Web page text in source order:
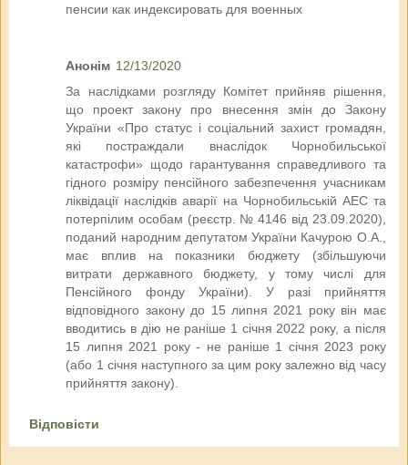
пенсии как индексировать для военных
Анонім 12/13/2020
За наслідками розгляду Комітет прийняв рішення,
що проект закону про внесення змін до Закону
України «Про статус і соціальний захист громадян,
які постраждали внаслідок Чорнобильської
катастрофи» щодо гарантування справедливого та
гідного розміру пенсійного забезпечення учасникам
ліквідації наслідків аварії на Чорнобильській АЕС та
потерпілим особам (реєстр. № 4146 від 23.09.2020),
поданий народним депутатом України Качурою О.А.,
має вплив на показники бюджету (збільшуючи
витрати державного бюджету, у тому числі для
Пенсійного фонду України). У разі прийняття
відповідного закону до 15 липня 2021 року він має
вводитись в дію не раніше 1 січня 2022 року, а після
15 липня 2021 року - не раніше 1 січня 2023 року
(або 1 січня наступного за цим року залежно від часу
прийняття закону).
Відповісти